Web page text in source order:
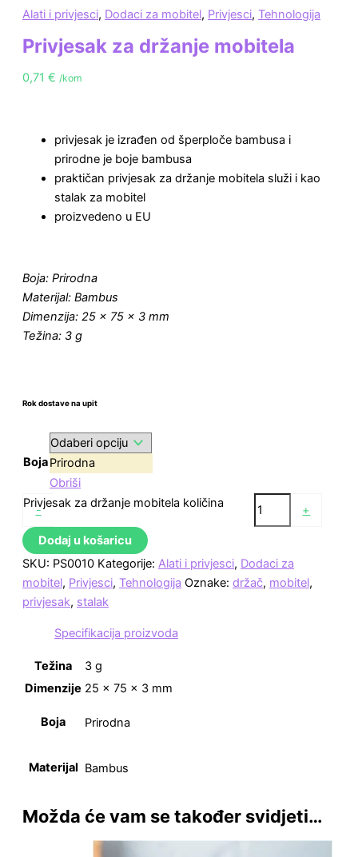
Alati i privjesci, Dodaci za mobitel, Privjesci, Tehnologija
Privjesak za držanje mobitela
0,71 € /kom
privjesak je izrađen od šperploče bambusa i
prirodne je boje bambusa
praktičan privjesak za držanje mobitela služi i kao
stalak za mobitel
proizvedeno u EU
Boja: Prirodna
Materijal: Bambus
Dimenzija: 25 x 75 x 3 mm
Težina: 3 g
Rok dostave na upit
BojaPrirodna
Obriši
-
Privjesak za držanje mobitela količina +
Dodaj u košaricu
SKU: PS0010 Kategorije: Alati i privjesci, Dodaci za
mobitel, Privjesci, Tehnologija Oznake: držač, mobitel,
privjesak, stalak
Specifikacija proizvoda
Težina
3 g
Dimenzije 25 × 75 × 3 mm
Boja Prirodna
Materijal Bambus
Možda će vam se također svidjeti…